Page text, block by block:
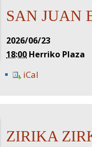
SAN JUAN
2026/06/23
18:00 Herriko Plaza
iCal
ZIRIKA